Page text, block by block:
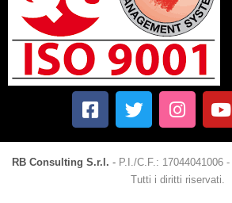
RB Consulting S.r.l. - P.I./C.F.: 17044041006 -
Tutti i diritti riservati.